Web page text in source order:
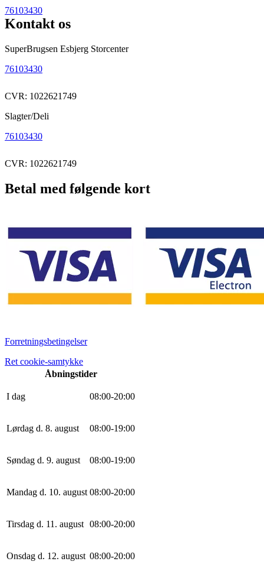
76103430
Kontakt os
SuperBrugsen Esbjerg Storcenter
76103430
CVR: 1022621749
Slagter/Deli
76103430
CVR: 1022621749
Betal med følgende kort
Forretningsbetingelser
Ret cookie-samtykke
Åbningstider
I dag 08:00-20:00
Lørdag d. 8. august 08:00-19:00
Søndag d. 9. august 08:00-19:00
Mandag d. 10. august 08:00-20:00
Tirsdag d. 11. august 08:00-20:00
Onsdag d. 12. august 08:00-20:00